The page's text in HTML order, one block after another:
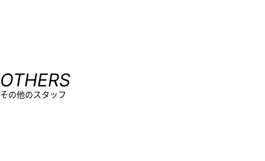
OTHERS
その他のスタッフ